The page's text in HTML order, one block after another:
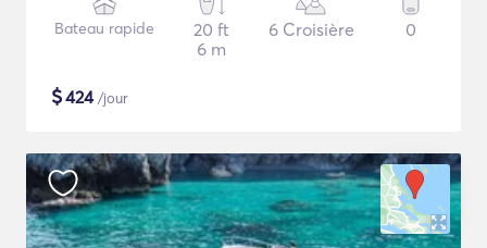
Bateau rapide
20 ft
6 m
6 Croisière 0
$424/jour